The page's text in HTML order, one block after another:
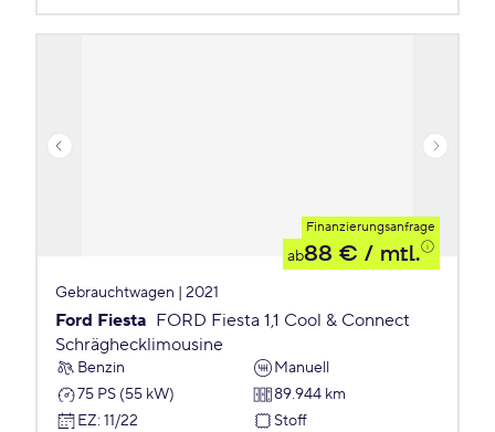
Finanzierungsanfrage
ab88 € / mtl.
Gebrauchtwagen | 2021
Ford Fiesta FORD Fiesta 1,1 Cool & Connect
Schräghecklimousine
Benzin
Manuell
75 PS (55 kW)
89.944 km
EZ: 11/22 Stoff